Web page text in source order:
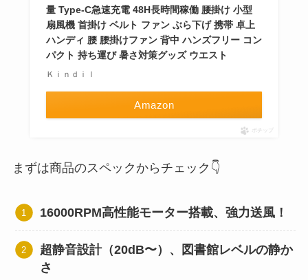
量 Type-C急速充電 48H長時間稼働 腰掛け 小型
扇風機 首掛け ベルト ファン ぶら下げ 携帯 卓上
ハンディ 腰 腰掛けファン 背中 ハンズフリー コン
パクト 持ち運び 暑さ対策グッズ ウエスト
Ｋｉｎｄｉｌ
Amazon
ポチップ
まずは商品のスペックからチェック👇
16000RPM高性能モーター搭載、強力送風！
超静音設計（20dB〜）、図書館レベルの静か
さ